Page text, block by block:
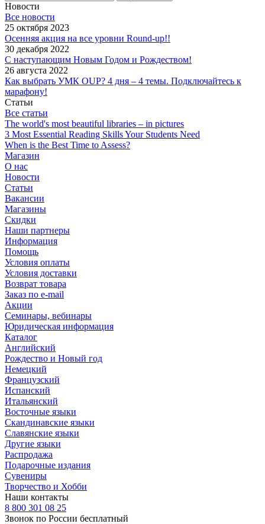
Новости
Все новости
25 октября 2023
Осенняя акция на все уровни Round-up!!
30 декабря 2022
С наступающим Новым Годом и Рождеством!
26 августа 2022
Как выбрать УМК OUP? 4 дня – 4 темы. Подключайтесь к
марафону!
Статьи
Все статьи
The world's most beautiful libraries – in pictures
3 Most Essential Reading Skills Your Students Need
When is the Best Time to Assess?
Магазин
О нас
Новости
Статьи
Вакансии
Магазины
Скидки
Наши партнеры
Информация
Помощь
Условия оплаты
Условия доставки
Возврат товара
Заказ по e-mail
Акции
Семинары, вебинары
Юридическая информация
Каталог
Английский
Рождество и Новый год
Немецкий
Французский
Испанский
Итальянский
Восточные языки
Скандинавские языки
Славянские языки
Другие языки
Распродажа
Подарочные издания
Сувениры
Творчество и Хобби
Наши контакты
8 800 301 08 25
Звонок по России бесплатный